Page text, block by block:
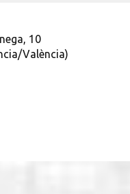
10
València)